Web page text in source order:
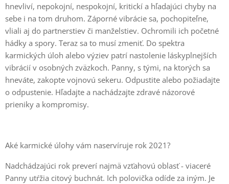
hnevliví, nepokojní, nespokojní, kritickí a hľadajúci chyby na
sebe i na tom druhom. Záporné vibrácie sa, pochopiteľne,
vliali aj do partnerstiev či manželstiev. Ochromili ich početné
hádky a spory. Teraz sa to musí zmeniť. Do spektra
karmických úloh alebo výziev patrí nastolenie láskyplnejších
vibrácií v osobných zväzkoch. Panny, s tými, na ktorých sa
hneváte, zakopte vojnovú sekeru. Odpustite alebo požiadajte
o odpustenie. Hľadajte a nachádzajte zdravé názorové
prieniky a kompromisy.
Aké karmické úlohy vám naservíruje rok 2021?
Nadchádzajúci rok preverí najmä vzťahovú oblasť - viaceré
Panny utŕžia citový buchnát. Ich polovička odíde za iným. Je